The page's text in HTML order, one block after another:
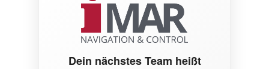
Dein nächstes Team heißt